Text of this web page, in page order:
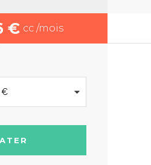
€ cc /mois